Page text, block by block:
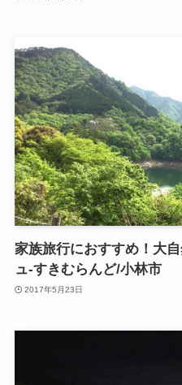
家族旅行におすすめ！大
ュ-すきむらんど/小林市
2017年5月23日